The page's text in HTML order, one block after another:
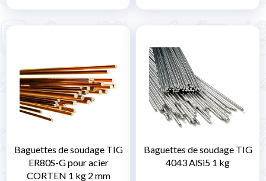
Baguettes de soudage TIG
ER80S-G pour acier
CORTEN 1 kg 2 mm
Baguettes de soudage TIG
4043 AlSi5 1 kg